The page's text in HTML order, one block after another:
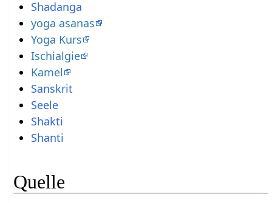
Shadanga
yoga asanas
Yoga Kurs
Ischialgie
Kamel
Sanskrit
Seele
Shakti
Shanti
Quelle